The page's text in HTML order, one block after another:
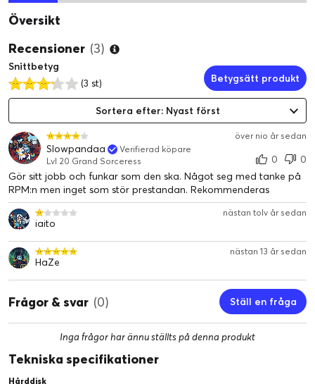
Översikt
Recensioner (3)
Snittbetyg
(3 st)
Betygsätt produkt
Sortera efter: Nyast först
över nio år sedan
Slowpandaa
Verifierad köpare
Lvl 20 Grand Sorceress
0
0
Gör sitt jobb och funkar som den ska. Något seg med tanke på
RPM:n men inget som stör prestandan. Rekommenderas
nästan tolv år sedan
iaito
nästan 13 år sedan
HaZe
Frågor & svar (0) Ställ en fråga
Inga frågor har ännu ställts på denna produkt
Tekniska specifikationer
Hårddisk